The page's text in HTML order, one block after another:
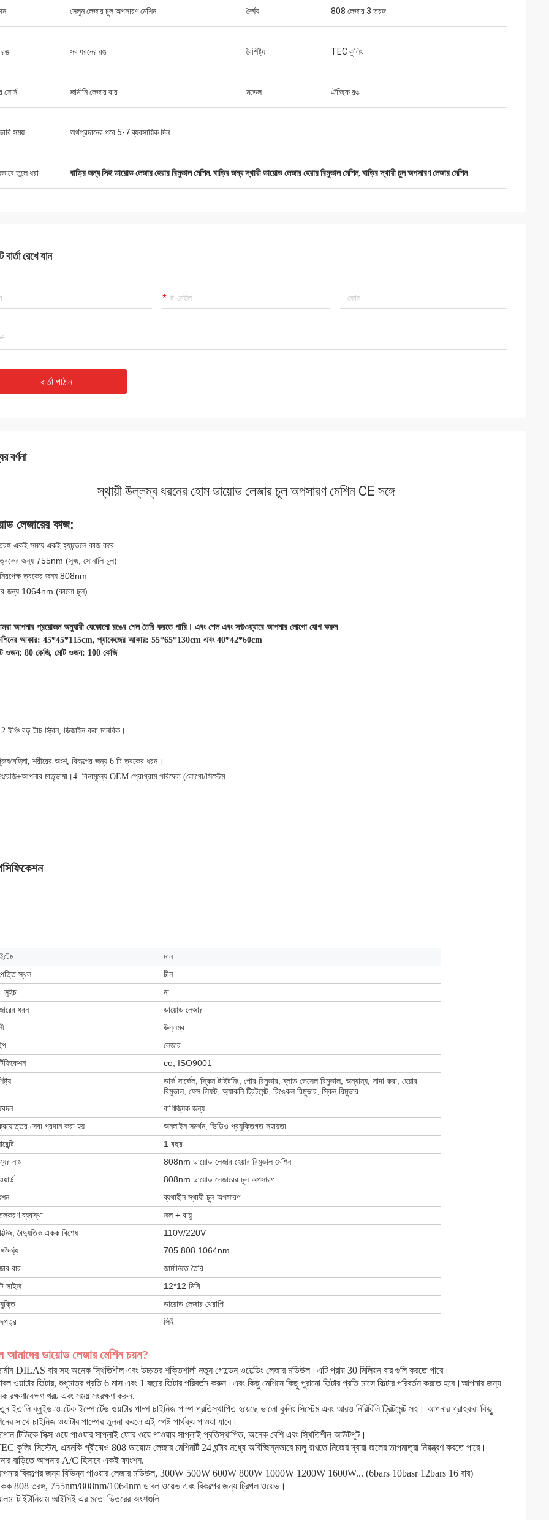
সেলুন লেজার চুল অপসারণ মেশিন দৈর্ঘ্য 808 লেজার 3 তরঙ্গ
রঙ সব ধরনের রঙ বৈশিষ্ট্য TEC কুলিং
সোর্স জার্মানি লেজার বার মডেল ঐচ্ছিক রঙ
সময় অর্থপ্রদানের পরে 5-7 ব্যবসায়িক দিন
তুলে ধরা বাড়ির জন্য সিই ডায়োড লেজার হেয়ার রিমুভাল মেশিন, বাড়ির জন্য স্থায়ী ডায়োড লেজার হেয়ার রিমুভাল মেশিন, বাড়ির স্থায়ী চুল অপসারণ লেজার মেশিন
বার্তা রেখে যান
বার্তা পাঠান
বর্ণনা
স্থায়ী উল্লম্ব ধরনের হোম ডায়োড লেজার চুল অপসারণ মেশিন CE সঙ্গে
লেজারের কাজ:
একই সময়ে একই হ্যান্ডেলে কাজ করে
ত্বকের জন্য 755nm (সূক্ষ্ম, সোনালি চুল)
ত্বকের জন্য 808nm
জন্য 1064nm (কালো চুল)
আপনার প্রয়োজন অনুযায়ী যেকোনো রঙের শেল তৈরি করতে পারি। এবং শেল এবং সফ্টওয়্যারে আপনার লোগো যোগ করুন
আকার: 45*45*115cm, প্যাকেজের আকার: 55*65*130cm এবং 40*42*60cm
ওজন: 80 কেজি, মোট ওজন: 100 কেজি
ইঞ্চি বড় টাচ স্ক্রিন, ডিজাইন করা মানবিক।
মহিলা, শরীরের অংশ, বিকল্পের জন্য 6 টি ত্বকের ধরন।
মাতৃভাষা।4. বিনামূল্যে OEM প্রোগ্রাম পরিষেবা (লোগো/সিস্টেম...
মান
স্থল
চীন
সুইচ
না
ধরন
ডায়োড লেজার
উল্লম্ব
লেজার
ce, ISO9001
ডার্ক সার্কেল, স্কিন টাইটনিং, পোর রিমুভার, ব্লাড ভেসেল রিমুভাল, অন্যান্য, সাদা করা, হেয়ার
রিমুভাল, ফেস লিফট, অ্যাকনি ট্রিটমেন্ট, রিঙ্কেল রিমুভার, স্কিন রিমুভার
বাণিজ্যিক জন্য
সেবা প্রদান করা হয়
অনলাইন সমর্থন, ভিডিও প্রযুক্তিগত সহায়তা
1 বছর
নাম
808nm ডায়োড লেজার হেয়ার রিমুভাল মেশিন
808nm ডায়োড লেজারের চুল অপসারণ
ব্যথাহীন স্থায়ী চুল অপসারণ
ব্যবস্থা
জল + বায়ু
বৈদ্যুতিক একক বিশেষ
110V/220V
705 808 1064nm
বার
জার্মানিতে তৈরি
সাইজ
12*12 মিমি
ডায়োড লেজার থেরাপি
সিই
আমাদের ডায়োড লেজার মেশিন চয়ন?
DILAS বার সহ অনেক স্থিতিশীল এবং উচ্চতর শক্তিশালী নতুন গোল্ডেন ওয়েল্ডিং লেজার মডিউল।এটি প্রায় 30 মিলিয়ন বার গুলি করতে পারে।
ওয়াটার ফিল্টার, শুধুমাত্র প্রতি 6 মাস এবং 1 বছরে ফিল্টার পরিবর্তন করুন।এবং কিছু মেশিনে কিছু পুরানো ফিল্টার প্রতি মাসে ফিল্টার পরিবর্তন করতে হবে।আপনার জন্য
রক্ষণাবেক্ষণ খরচ এবং সময় সংরক্ষণ করুন.
ইতালি ব্লুইড-ও-টেক ইম্পোর্টেড ওয়াটার পাম্প চাইনিজ পাম্প প্রতিস্থাপিত হয়েছে ভালো কুলিং সিস্টেম এবং আরও নিরিবিলি ট্রিটমেন্ট সহ। আপনার গ্রাহকরা কিছু
সাথে চাইনিজ ওয়াটার পাম্পের তুলনা করলে এই স্পষ্ট পার্থক্য পাওয়া যাবে।
টিডিকে সিক্স ওয়ে পাওয়ার সাপ্লাই ফোর ওয়ে পাওয়ার সাপ্লাই প্রতিস্থাপিত, অনেক বেশি এবং স্থিতিশীল আউটপুট।
কুলিং সিস্টেম, এমনকি গ্রীষ্মেও 808 ডায়োড লেজার মেশিনটি 24 ঘন্টার মধ্যে অবিচ্ছিন্নভাবে চালু রাখতে নিজের দ্বারা জলের তাপমাত্রা নিয়ন্ত্রণ করতে পারে।
বাড়িতে আপনার A/C হিসাবে একই ফাংশন.
বিকল্পের জন্য বিভিন্ন পাওয়ার লেজার মডিউল, 300W 500W 600W 800W 1000W 1200W 1600W... (6bars 10basr 12bars 16 বার)
808 তরঙ্গ, 755nm/808nm/1064nm ডাবল ওয়েভ এবং বিকল্পের জন্য ট্রিপল ওয়েভ।
টাইটানিয়াম আইসিই এর মতো ভিতরের অংশগুলি